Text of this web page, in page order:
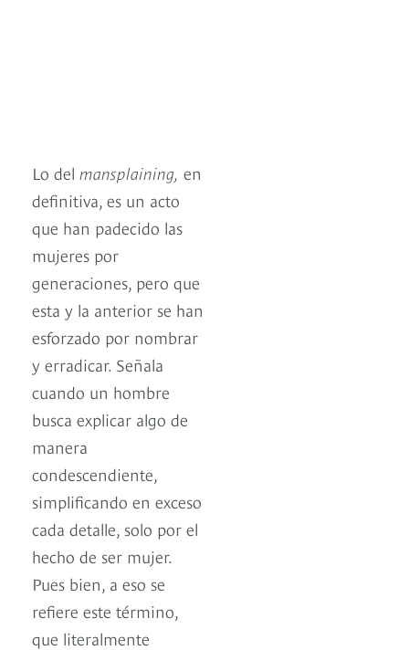
Lo del mansplaining, en
definitiva, es un acto
que han padecido las
mujeres por
generaciones, pero que
esta y la anterior se han
esforzado por nombrar
y erradicar. Señala
cuando un hombre
busca explicar algo de
manera
condescendiente,
simplificando en exceso
cada detalle, solo por el
hecho de ser mujer.
Pues bien, a eso se
refiere este término,
que literalmente